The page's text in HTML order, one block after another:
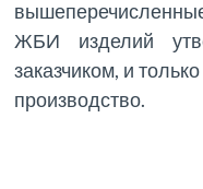
ЖБИ изделий
заказчиком, и
производство.